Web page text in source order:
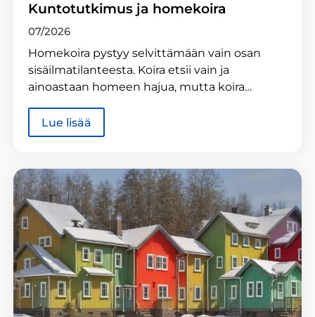
Kuntotutkimus ja homekoira
07/2026
Homekoira pystyy selvittämään vain osan
sisäilmatilanteesta. Koira etsii vain ja
ainoastaan homeen hajua, mutta koira…
Lue lisää